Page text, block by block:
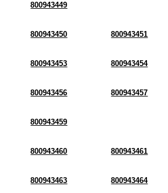
800943449
800943450 800943451
800943453 800943454
800943456 800943457
800943459
800943460 800943461
800943463 800943464